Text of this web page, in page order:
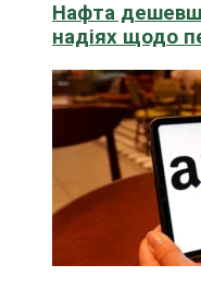
Нафта
надіях щодо